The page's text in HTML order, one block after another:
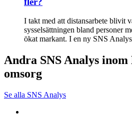
I takt med att distansarbete blivit
sysselsättningen bland personer
ökat markant. I en ny SNS
Andra SNS Analys
omsorg
Se alla SNS Analys